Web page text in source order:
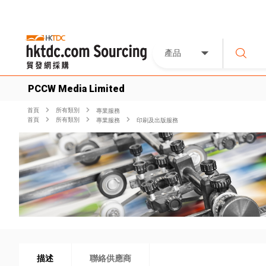
產品
PCCW Media Limited
首頁 所有類別
專業服務
首頁
所有類別 專業服務 印刷及出版服務
描述 聯絡供應商